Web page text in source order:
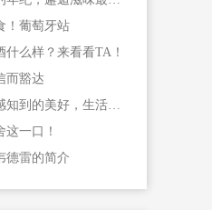
！葡萄牙站
什么样？来看看TA！
而豁达
当我们只展示感知到的美好，生活也会敞开最温柔的怀抱！
一口！
德雷的简介